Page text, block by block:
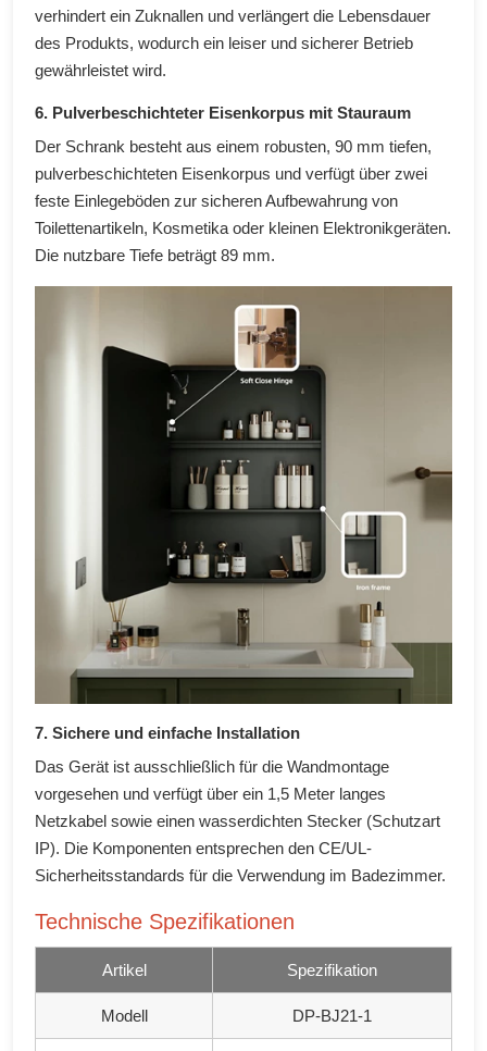
verhindert ein Zuknallen und verlängert die Lebensdauer
des Produkts, wodurch ein leiser und sicherer Betrieb
gewährleistet wird.
6. Pulverbeschichteter Eisenkorpus mit Stauraum
Der Schrank besteht aus einem robusten, 90 mm tiefen,
pulverbeschichteten Eisenkorpus und verfügt über zwei
feste Einlegeböden zur sicheren Aufbewahrung von
Toilettenartikeln, Kosmetika oder kleinen Elektronikgeräten.
Die nutzbare Tiefe beträgt 89 mm.
7. Sichere und einfache Installation
Das Gerät ist ausschließlich für die Wandmontage
vorgesehen und verfügt über ein 1,5 Meter langes
Netzkabel sowie einen wasserdichten Stecker (Schutzart
IP). Die Komponenten entsprechen den CE/UL-
Sicherheitsstandards für die Verwendung im Badezimmer.
Technische Spezifikationen
Artikel Spezifikation
Modell DP-BJ21-1